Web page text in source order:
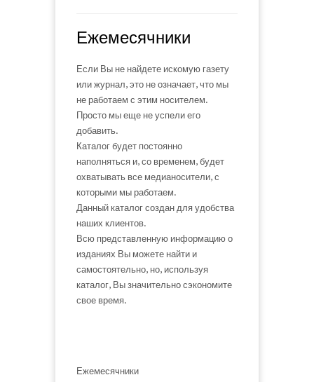
Ежемесячники
Если Вы не найдете искомую газету
или журнал, это не означает, что мы
не работаем с этим носителем.
Просто мы еще не успели его
добавить.
Каталог будет постоянно
наполняться и, со временем, будет
охватывать все медианосители, с
которыми мы работаем.
Данный каталог создан для удобства
наших клиентов.
Всю представленную информацию о
изданиях Вы можете найти и
самостоятельно, но, используя
каталог, Вы значительно сэкономите
свое время.
Ежемесячники